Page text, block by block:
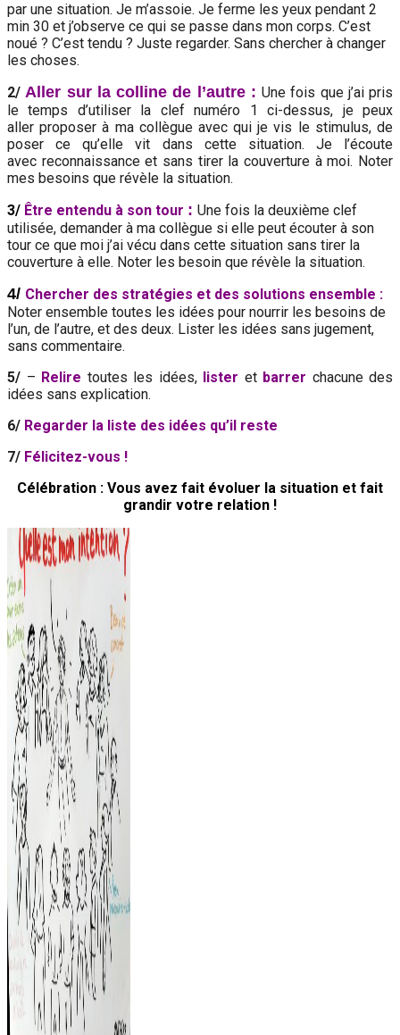
par une situation. Je m’assoie. Je ferme les yeux pendant 2
min 30 et j’observe ce qui se passe dans mon corps. C’est
noué ? C’est tendu ? Juste regarder. Sans chercher à changer
les choses.
‍2/ Aller sur la colline de l’autre : Une fois que j’ai pris
le temps d’utiliser la clef numéro 1 ci-dessus, je peux
aller proposer à ma collègue avec qui je vis le stimulus, de
poser ce qu’elle vit dans cette situation. Je l’écoute
avec reconnaissance et sans tirer la couverture à moi. Noter
mes besoins que révèle la situation.
3/ Être entendu à son tour : Une fois la deuxième clef
utilisée, demander à ma collègue si elle peut écouter à son
tour ce que moi j’ai vécu dans cette situation sans tirer la
couverture à elle. Noter les besoin que révèle la situation.
4/ Chercher des stratégies et des solutions ensemble :
Noter ensemble toutes les idées pour nourrir les besoins de
l’un, de l’autre, et des deux. Lister les idées sans jugement,
sans commentaire.
5/ – Relire toutes les idées, lister et barrer chacune des
idées sans explication.
6/ Regarder la liste des idées qu’il reste
7‍/ Félicitez-vous !
Célébration : Vous avez fait évoluer la situation et fait
grandir votre relation !